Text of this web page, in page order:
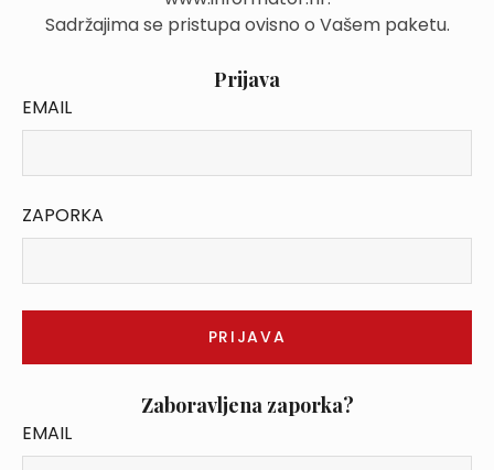
Sadržajima se pristupa ovisno o Vašem paketu.
Prijava
EMAIL
ZAPORKA
Zaboravljena zaporka?
EMAIL